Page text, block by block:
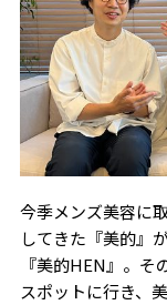
今季メンズ美容に
してきた『美的』
『美的HEN』。
スポットに行き、